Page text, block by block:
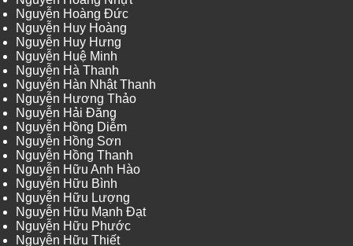
Nguyễn Hoàng Đức
Nguyễn Huy Hoàng
Nguyễn Huy Hưng
Nguyễn Huệ Minh
Nguyễn Hà Thanh
Nguyễn Hàn Nhật Thanh
Nguyễn Hương Thảo
Nguyễn Hải Đăng
Nguyễn Hồng Diễm
Nguyễn Hồng Sơn
Nguyễn Hồng Thanh
Nguyễn Hữu Anh Hào
Nguyễn Hữu Bình
Nguyễn Hữu Lượng
Nguyễn Hữu Mạnh Đạt
Nguyễn Hữu Phước
Nguyễn Hữu Thiết